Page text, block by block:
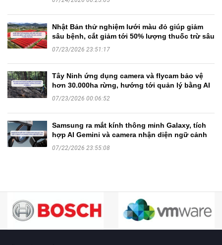
Nhật Bản thử nghiệm lưới màu đỏ giúp giảm
sâu bệnh, cắt giảm tới 50% lượng thuốc trừ sâu
07/23/2026 23:51:17
Tây Ninh ứng dụng camera và flycam bảo vệ
hơn 30.000ha rừng, hướng tới quản lý bằng AI
07/23/2026 00:06:52
Samsung ra mắt kính thông minh Galaxy, tích
hợp AI Gemini và camera nhận diện ngữ cảnh
07/22/2026 23:55:08